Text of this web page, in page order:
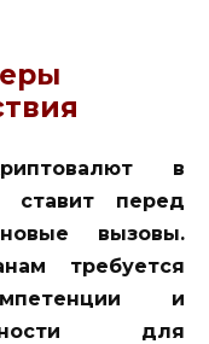
в
ставит перед
вызовы.
требуется
и
для